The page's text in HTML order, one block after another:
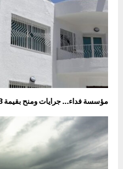
مؤسسة فداء… جرايات ومنح بقيمة 3 مليارات لجرحى الثورة